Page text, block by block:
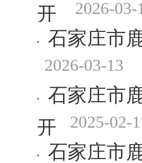
开 2026-03-
石家庄市
2026-03-13
石家庄市
开 2025-02-
石家庄市